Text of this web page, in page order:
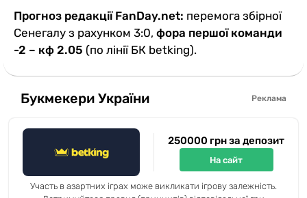
Прогноз редакції FanDay.net: перемога збірної
Сенегалу з рахунком 3:0, фора першої команди
-2 – кф 2.05 (по лінії БК betking).
Букмекери України Реклама
250000 грн за депозит
На сайт
Участь в азартних іграх може викликати ігрову залежність.